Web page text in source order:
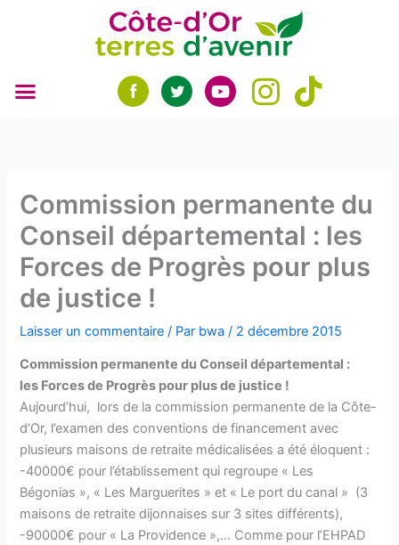
Commission permanente du
Conseil départemental : les
Forces de Progrès pour plus
de justice !
Laisser un commentaire / Par bwa/ 2 décembre 2015
Commission permanente du Conseil départemental :
les Forces de Progrès pour plus de justice !
Aujourd’hui, lors de la commission permanente de la Côte-
d’Or, l’examen des conventions de financement avec
plusieurs maisons de retraite médicalisées a été éloquent :
-40000€ pour l’établissement qui regroupe « Les
Bégonias », « Les Marguerites » et « Le port du canal » (3
maisons de retraite dijonnaises sur 3 sites différents),
-90000€ pour « La Providence »,… Comme pour l’EHPAD